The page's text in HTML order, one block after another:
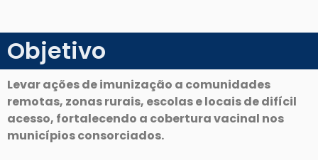
Objetivo
Levar ações de imunização a comunidades
remotas, zonas rurais, escolas e locais de difícil
acesso, fortalecendo a cobertura vacinal nos
municípios consorciados.